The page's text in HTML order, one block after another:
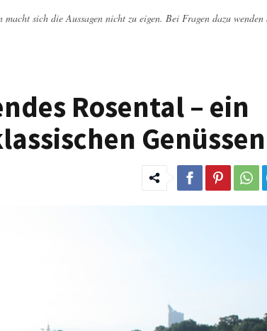
sich die Aussagen nicht zu eigen. Bei Fragen dazu wenden
Rosental – ein
Genüssen